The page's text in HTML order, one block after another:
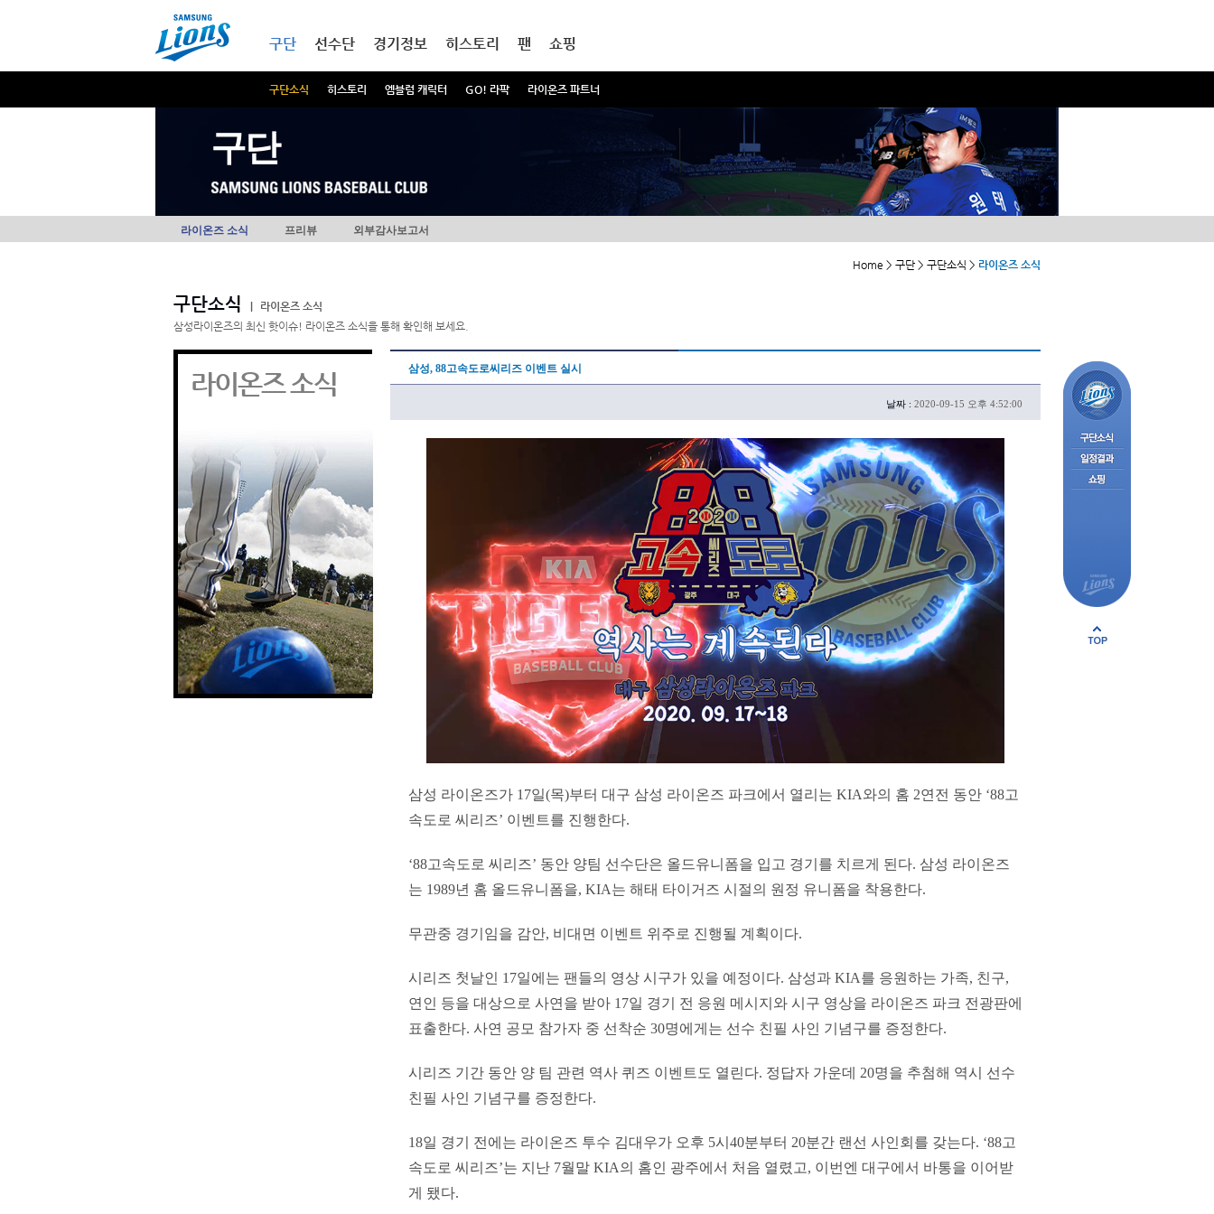
구단
구단소식 히스토리 엠블럼 캐릭터 GO! 라팍 라이온즈 파트너
선수단 경기정보 히스토리 팬 쇼핑
구단
라이온즈 소식 프리뷰 외부감사보고서
Home > 구단 > 구단소식 > 라이온즈 소식
구단소식
라이온즈 소식
삼성라이온즈의 최신 핫이슈! 라이온즈 소식을 통해 확인해 보세요.
라이온즈 소식 삼성, 88고속도로씨리즈 이벤트 실시
날짜 : 2020-09-15 오후 4:52:00
삼성 라이온즈가 17일(목)부터 대구 삼성 라이온즈 파크에서 열리는 KIA와의 홈 2연전 동안 ‘88고
속도로 씨리즈’ 이벤트를 진행한다.
‘88고속도로 씨리즈’ 동안 양팀 선수단은 올드유니폼을 입고 경기를 치르게 된다. 삼성 라이온즈
는 1989년 홈 올드유니폼을, KIA는 해태 타이거즈 시절의 원정 유니폼을 착용한다.
무관중 경기임을 감안, 비대면 이벤트 위주로 진행될 계획이다.
시리즈 첫날인 17일에는 팬들의 영상 시구가 있을 예정이다. 삼성과 KIA를 응원하는 가족, 친구,
연인 등을 대상으로 사연을 받아 17일 경기 전 응원 메시지와 시구 영상을 라이온즈 파크 전광판에
표출한다. 사연 공모 참가자 중 선착순 30명에게는 선수 친필 사인 기념구를 증정한다.
시리즈 기간 동안 양 팀 관련 역사 퀴즈 이벤트도 열린다. 정답자 가운데 20명을 추첨해 역시 선수
친필 사인 기념구를 증정한다.
18일 경기 전에는 라이온즈 투수 김대우가 오후 5시40분부터 20분간 랜선 사인회를 갖는다. ‘88고
속도로 씨리즈’는 지난 7월말 KIA의 홈인 광주에서 처음 열렸고, 이번엔 대구에서 바통을 이어받
게 됐다.